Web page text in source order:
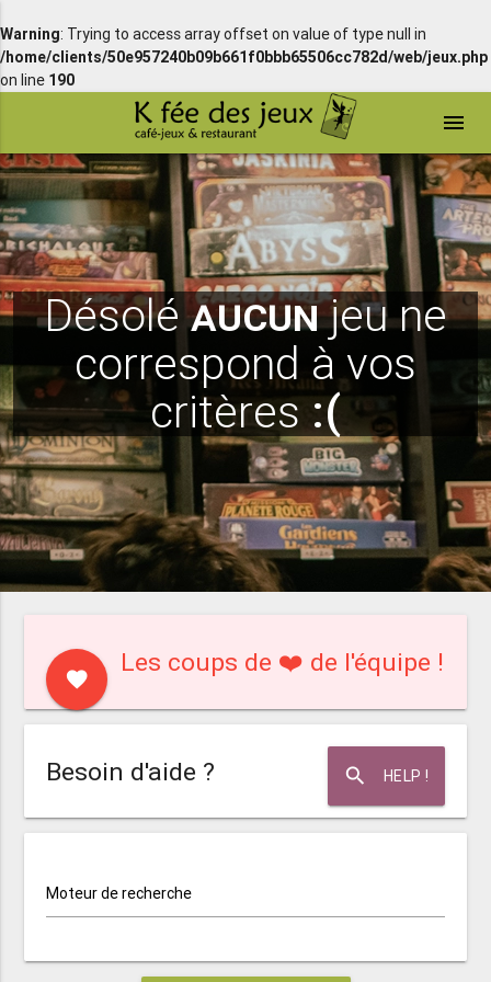
Warning: Trying to access array offset on value of type null in
/home/clients/50e957240b09b661f0bbb65506cc782d/web/jeux.php
on line 190
menu
Désoléaucunjeu ne
correspond à vos
critères:(
favorite
Les coups de ❤️ de l'équipe !
search HELP !
Besoin d'aide ?
Moteur de recherche